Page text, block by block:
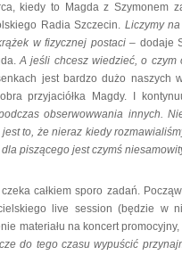
kiedy to Magda z Szymonem
Radia Szczecin. Liczymy
w fizycznej postaci– dodaje
A jeśli chcesz wiedzieć, o
jest bardzo dużo naszych
przyjaciółka Magdy. I
obserwowwania innych.
to, że nieraz kiedy
piszącego jest czymś
całkiem sporo zadań.
live session (będzie w
materiału na koncert
do tego czasu wypuścić